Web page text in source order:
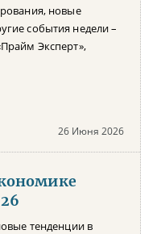
новые
события недели –
Эксперт»,
26 Июня 2026
тенденции в